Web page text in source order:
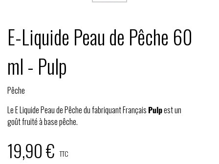
E-Liquide Peau de Pêche 60
ml - Pulp
Pêche
Le E Liquide Peau de Pêche du fabriquant Français Pulpest un
goût fruité à base pêche.
19,90 € TTC